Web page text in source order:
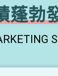
蓬勃